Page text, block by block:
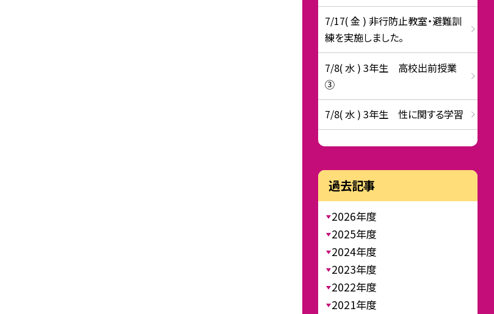
7/17( 金 ) 非行防止教室・避難訓
練を実施しました。
7/8( 水 ) 3年生 高校出前授業
③
7/8( 水 ) 3年生 性に関する学習
過去記事
2026年度
2025年度
2024年度
2023年度
2022年度
2021年度